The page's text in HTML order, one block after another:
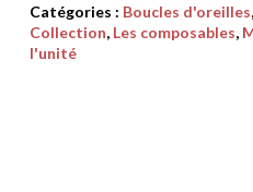
Catégories : Boucles d'oreilles,
Collection, Les composables,
l'unité